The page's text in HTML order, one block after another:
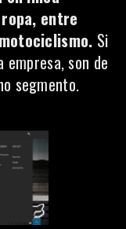
entre
Si
son de
segmento.